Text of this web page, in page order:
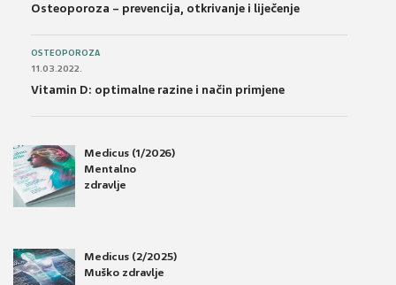
Osteoporoza – prevencija, otkrivanje i liječenje
OSTEOPOROZA
11.03.2022.
Vitamin D: optimalne razine i način primjene
Medicus (1/2026)
Mentalno
zdravlje
Medicus (2/2025)
Muško zdravlje